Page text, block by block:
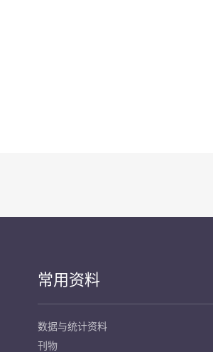
常用资料
数据与统计资料
刊物